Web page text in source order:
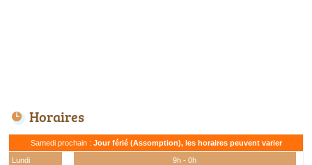
Horaires
Samedi prochain : Jour férié (Assomption), les horaires peuvent varier
Lundi
9h - 0h